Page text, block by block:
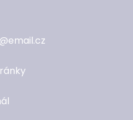
email.cz